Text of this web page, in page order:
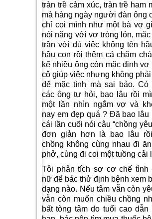
tràn trề cảm xúc, tràn trề ham
mà hàng ngày người đàn ông
chỉ coi mình như một bà vợ
nói năng với vợ trỏng lỏn,
trần với đủ việc không tên
hầu con rồi thêm cả chăm
kể nhiều ông còn mặc định vợ
cô giúp việc nhưng không phải
để mặc tình mà sai bảo. Có
các ông tự hỏi, bao lâu rồi
một lần nhìn ngắm vợ và
nay em đẹp quá ? Đã bao lâu
cái lần cuối nói câu “chồng
đơn giản hơn là bao lâu
chồng không cùng nhau đi
phở, cùng đi coi một tuồng
Tôi phân tích sơ cơ chế tình
nữ để bác thử định bệnh xem
dạng nào. Nếu tâm vẫn còn
vẫn còn muốn chiều chồng
bất tòng tâm do tuổi cao dẫn